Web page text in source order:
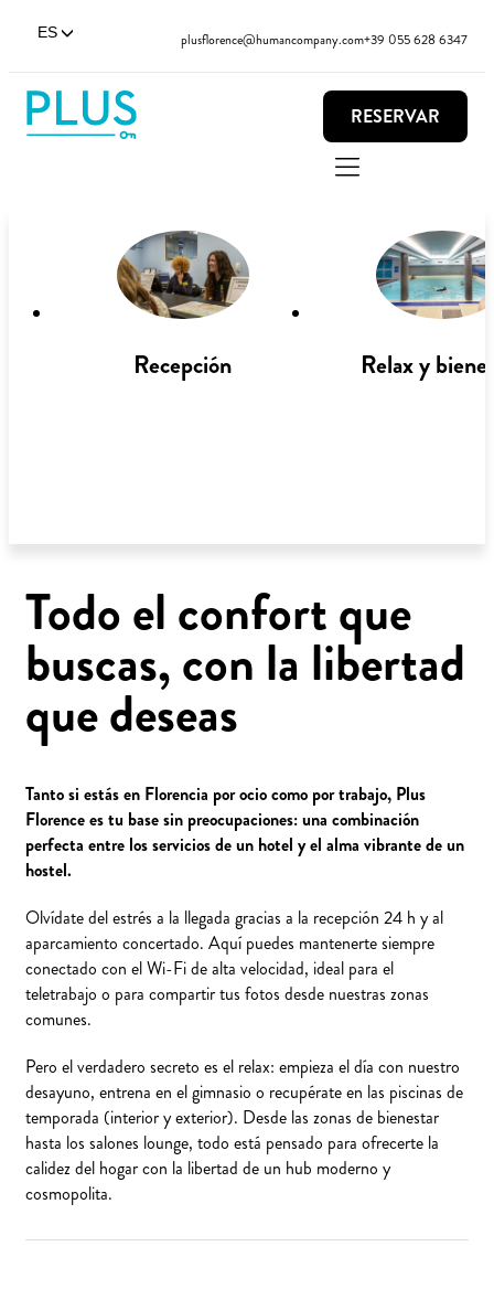
ES plusflorence@humancompany.com+39 055 628 6347
RESERVAR
Recepción Relax y
Todo el confort que
buscas, con la libertad
que deseas
Tanto si estás en Florencia por ocio como por trabajo, Plus
Florence es tu base sin preocupaciones: una combinación
perfecta entre los servicios de un hotel y el alma vibrante de un
hostel.
Olvídate del estrés a la llegada gracias a la recepción 24 h y al
aparcamiento concertado. Aquí puedes mantenerte siempre
conectado con el Wi-Fi de alta velocidad, ideal para el
teletrabajo o para compartir tus fotos desde nuestras zonas
comunes.
Pero el verdadero secreto es el relax: empieza el día con nuestro
desayuno, entrena en el gimnasio o recupérate en las piscinas de
temporada (interior y exterior). Desde las zonas de bienestar
hasta los salones lounge, todo está pensado para ofrecerte la
calidez del hogar con la libertad de un hub moderno y
cosmopolita.